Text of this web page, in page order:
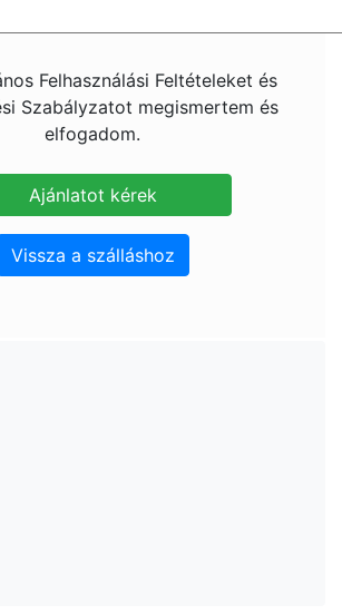
Felhasználási Feltételeket és
Szabályzatot megismertem és
elfogadom.
Vissza a szálláshoz